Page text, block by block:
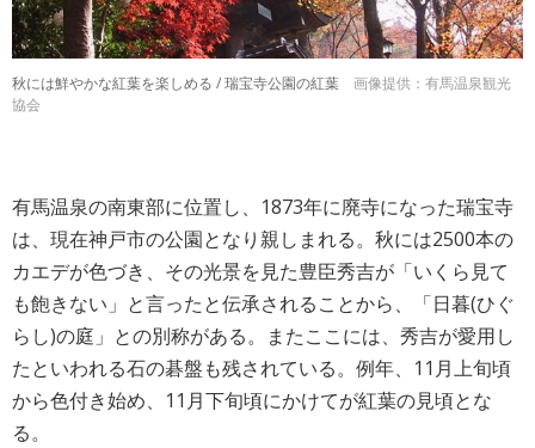
秋には鮮やかな紅葉を楽しめる / 瑞宝寺公園の紅葉
画像提供：有馬温泉観光
協会
有馬温泉の南東部に位置し、1873年に廃寺になった瑞宝寺
は、現在神戸市の公園となり親しまれる。秋には2500本の
カエデが色づき、その光景を見た豊臣秀吉が「いくら見て
も飽きない」と言ったと伝承されることから、「日暮(ひぐ
らし)の庭」との別称がある。またここには、秀吉が愛用し
たといわれる石の碁盤も残されている。例年、11月上旬頃
から色付き始め、11月下旬頃にかけてが紅葉の見頃とな
る。